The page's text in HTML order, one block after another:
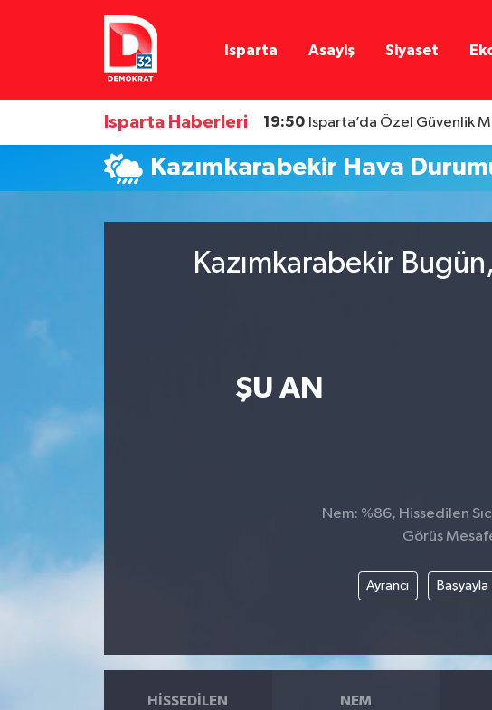
Isparta Asayiş Siyaset
Isparta Haberleri 19:50 Isparta’da Özel Güvenlik
Kazımkarabekir Hava
Kazımkarabekir
ŞU AN
Nem: %86, Hissedilen
Görüş
Ayrancı Başyayla
HISSEDILEN NEM
Isparta Nöbetçi Eczaneler
Isparta Hava Durumu
Isparta Namaz Vakitleri
Süper Lig Puan Durumu ve Fikstür